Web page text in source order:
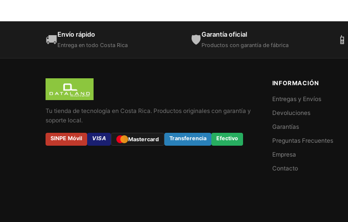
🚚Envío rápido
Entrega en todo Costa Rica 🛡️Garantía oficial
Productos con garantía de fábrica 📱
Tu tienda de tecnología en Costa Rica. Productos originales con garantía y
soporte local.
SINPE Móvil VISA Mastercard Transferencia Efectivo
INFORMACIÓN
Entregas y Envíos
Devoluciones
Garantías
Preguntas Frecuentes
Empresa
Contacto